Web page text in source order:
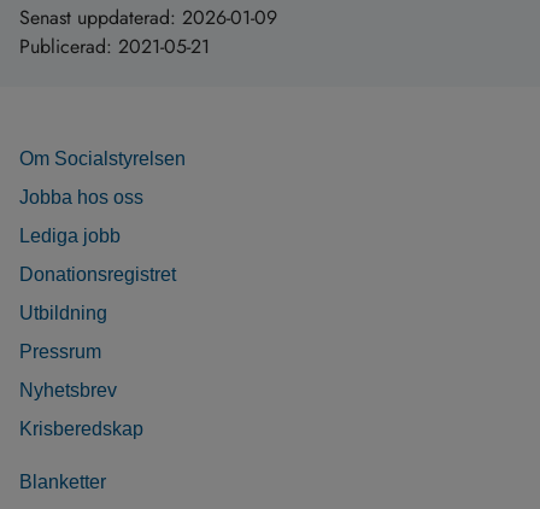
Senast uppdaterad: 2026-01-09
Publicerad: 2021-05-21
Om Socialstyrelsen
Jobba hos oss
Lediga jobb
Donationsregistret
Utbildning
Pressrum
Nyhetsbrev
Krisberedskap
Blanketter